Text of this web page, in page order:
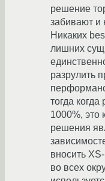
решение
забивают и
Никаких
лишних
разрулить
тогда
1000%, это
решения
вносить
во всех